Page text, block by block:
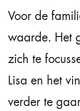
Voor de
waarde. Het
zich te
Lisa en het
verder te